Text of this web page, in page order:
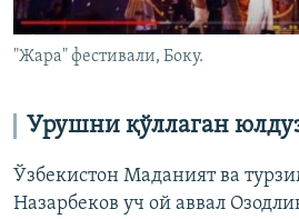
"Жара" фестивали, Боку.
Урушни қўллаган
Ўзбекистон Маданият ва
Назарбеков уч ой аввал